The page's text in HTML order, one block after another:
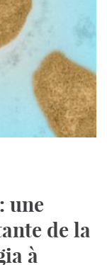
une
de la
à